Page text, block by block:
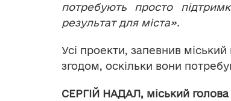
потребують просто
результат для міста».
Усі проекти, запевнив
згодом, оскільки вони
СЕРГІЙ НАДАЛ, міський